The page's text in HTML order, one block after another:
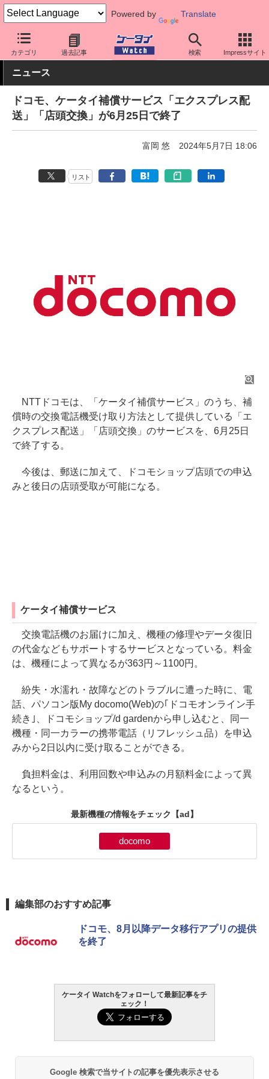
Powered by Translate
カテゴリ 過去記事 検索 Impressサイト
ケータイ Watch キャリア ドコモ アプリ・サービス
ニュース
ドコモ、ケータイ補償サービス「エクスプレス配
送」「店頭交換」が6月25日で終了
富岡 悠 2024年5月7日 18:06
リスト
NTTドコモは、「ケータイ補償サービス」のうち、補
償時の交換電話機受け取り方法として提供している「エ
クスプレス配送」「店頭交換」のサービスを、6月25日
で終了する。
今後は、郵送に加えて、ドコモショップ店頭での申込
みと後日の店頭受取が可能になる。
ケータイ補償サービス
交換電話機のお届けに加え、機種の修理やデータ復旧
の代金などもサポートするサービスとなっている。料金
は、機種によって異なるが363円～1100円。
紛失・水濡れ・故障などのトラブルに遭った時に、電
話、パソコン版My docomo(Web)の｢ドコモオンライン手
続き｣、ドコモショップ/d gardenから申し込むと、同一
機種・同一カラーの携帯電話（リフレッシュ品）を申込
みから2日以内に受け取ることができる。
負担料金は、利用回数や申込みの月額料金によって異
なるという。
最新機種の情報をチェック 【ad】
docomo
編集部のおすすめ記事
ドコモ、8月以降データ移行アプリの提供
を終了
ケータイ Watchをフォローして最新記事をチ
ェック！
Google 検索で当サイトの記事を優先表示させる